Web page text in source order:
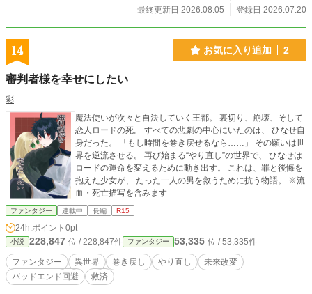
最終更新日 2026.08.05
登録日 2026.07.20
14 お気に入り追加 2
審判者様を幸せにしたい
彩
魔法使いが次々と自決していく王都。 裏切り、崩壊、そして
恋人ロードの死。 すべての悲劇の中心にいたのは、 ひなせ自
身だった。 「もし時間を巻き戻せるなら……」 その願いは世
界を逆流させる。 再び始まる“やり直し”の世界で、 ひなせは
ロードの運命を変えるために動き出す。 これは、罪と後悔を
抱えた少女が、 たった一人の男を救うために抗う物語。 ※流
血・死亡描写を含みます
ファンタジー 連載中 長編 R15
24h.ポイント 0pt
小説 228,847 位 / 228,847件 ファンタジー 53,335 位 / 53,335件
ファンタジー 異世界 巻き戻し やり直し
未来改変
バッドエンド回避
救済